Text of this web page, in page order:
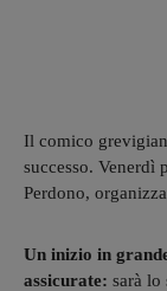
Il comico
successo. Venerdì
Perdono,
Un inizio in
assicurate: sarà lo